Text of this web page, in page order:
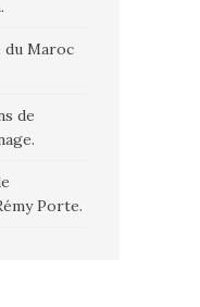
du Maroc
de
Porte.